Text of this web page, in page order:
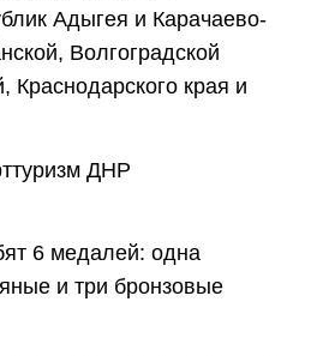
Адыгея и Карачаево-
Волгоградской
Краснодарского края и
6 медалей: одна
и три бронзовые